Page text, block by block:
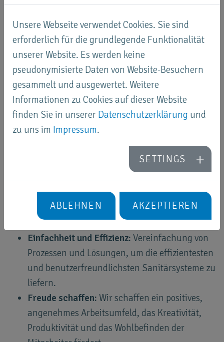
Innovation und Qualität setzen und andere
dazu inspirieren, diesem Beispiel zu folgen.
Mitwirkung und Beitrag:Wir engagieren uns
aktiv in unserer Gemeinde, bei unseren Kunden
und Partnern, um positive Veränderungen zu
fördern.
Teamarbeit:Zusammenarbeit als einheitliches
Team, in dem jedes Mitglied mit Hingabe und
Leidenschaft zu den gemeinsamen Zielen
Streben nach Exzellenz:Unermüdliches
Streben nach Spitzenleistungen in jedem
Aspekt unserer Arbeit, von der
Produktentwicklung bis zum Kundendienst.
Einfachheit und Effizienz: Vereinfachung von
Prozessen und Lösungen, um die effizientesten
und benutzerfreundlichsten Sanitärsysteme zu
liefern.
Freude schaffen: Wir schaffen ein positives,
angenehmes Arbeitsumfeld, das Kreativität,
Produktivität und das Wohlbefinden der
Unsere Webseite verwendet Cookies. Sie sind
erforderlich für die grundlegende Funktionalität
unserer Website. Es werden keine
pseudonymisierte Daten von Website-Besuchern
gesammelt und ausgewertet. Weitere
Informationen zu Cookies auf dieser Website
finden Sie in unserer Datenschutzerklärung und
zu uns im Impressum.
SETTINGS
ABLEHNEN AKZEPTIEREN